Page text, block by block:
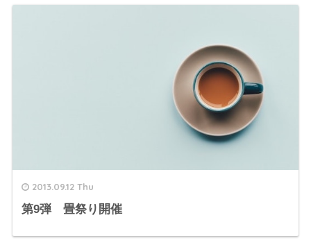
2013.09.12 Thu
第9弾 畳祭り開催